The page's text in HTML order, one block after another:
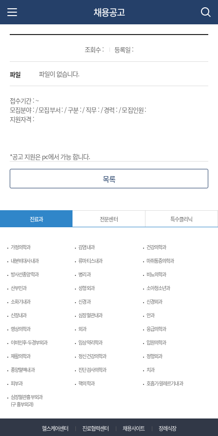
채용공고
조회수 : 등록일 :
파일 파일이 없습니다.
접수기간 : ~
모집분야 : / 모집부서 : / 구분 : / 직무 : / 경력 : / 모집인원 :
지원자격 :
*공고 지원은 pc에서 가능 합니다.
목록
진료과 전문센터 특수클리닉
가정의학과 감염내과
건강의학과
내분비대사내과
류마티스내과
마취통증의학과
방사선종양학과
병리과
비뇨의학과
산부인과
성형외과
소아청소년과
소화기내과
신경과
신경외과
신장내과
심장혈관내과
안과
영상의학과
외과
응급의학과
이비인후-두경부외과
임상약리학과
입원의학과
재활의학과
정신건강의학과
정형외과
종양혈액내과
진단검사의학과
치과
피부과
핵의학과
호흡기-알레르기내과
심장혈관흉부외과
(구 흉부외과)
헬스케어센터 진료협력센터 채용사이트 장례식장